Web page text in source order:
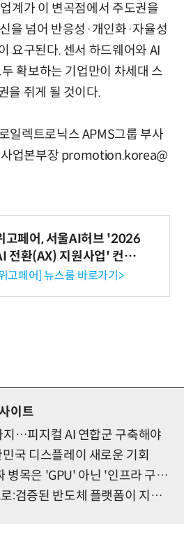
계가 이 변곡점에서 주도권을
을 넘어 반응성·개인화·자율성
요구된다. 센서 하드웨어와 AI
확보하는 기업만이 차세대 스
을 쥐게 될 것이다.
일렉트로닉스 APMS그룹 부사
사업본부장 promotion.korea@
고페어, 서울AI허브 '2026
전환(AX) 지원사업' 컨소
엄 선정
고페어] 뉴스룸 바로가기>
이트
지…피지컬 AI 연합군 구축해야
국 디스플레이 새로운 기회
목은 'GPU' 아닌 '인프라 구조'
체 플랫폼이 지능형 시스템을 이끄는 방법